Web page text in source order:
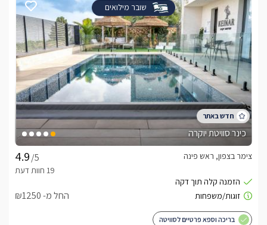
שובר מילואים
כינר סוויטת יוקרה
/5
צימר בצפון, ראש פינה
החל מ- ₪1250
בריכה וספא פרטיים לסוויטה